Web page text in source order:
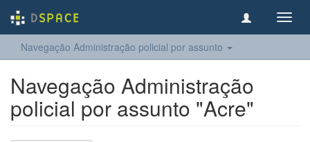
Navegação Administração policial por assunto
Navegação Administração
policial por assunto "Acre"